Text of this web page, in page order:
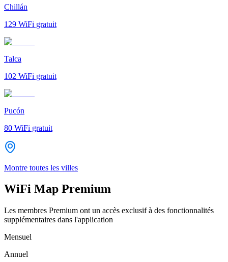
Chillán
129 WiFi gratuit
Talca
102 WiFi gratuit
Pucón
80 WiFi gratuit
Montre toutes les villes
WiFi Map Premium
Les membres Premium ont un accès exclusif à des fonctionnalités
supplémentaires dans l'application
Mensuel
Annuel